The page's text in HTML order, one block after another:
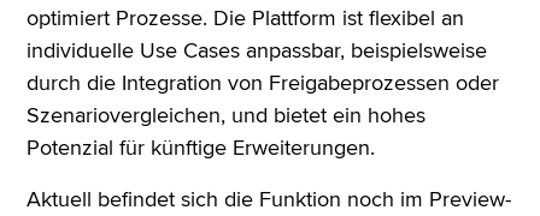
optimiert Prozesse. Die Plattform ist flexibel an
individuelle Use Cases anpassbar, beispielsweise
durch die Integration von Freigabeprozessen oder
Szenariovergleichen, und bietet ein hohes
Potenzial für künftige Erweiterungen.
Aktuell befindet sich die Funktion noch im Preview-